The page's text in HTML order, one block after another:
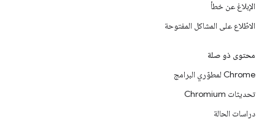
الإبلاغ عن خطأ
الاطّلاع على المشاكل المفتوحة
محتوى ذو صلة
Chrome لمطوّري البرامج
تحديثات Chromium
دراسات الحالة